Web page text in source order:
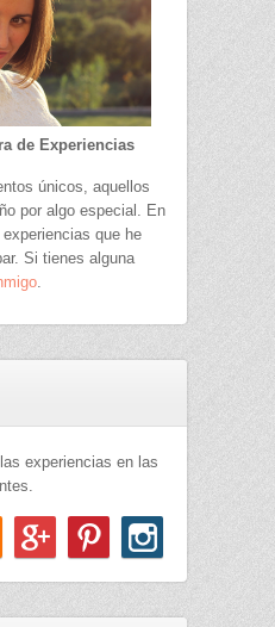
de Experiencias
únicos, aquellos
por algo especial. En
que he
Si tienes alguna
experiencias en las